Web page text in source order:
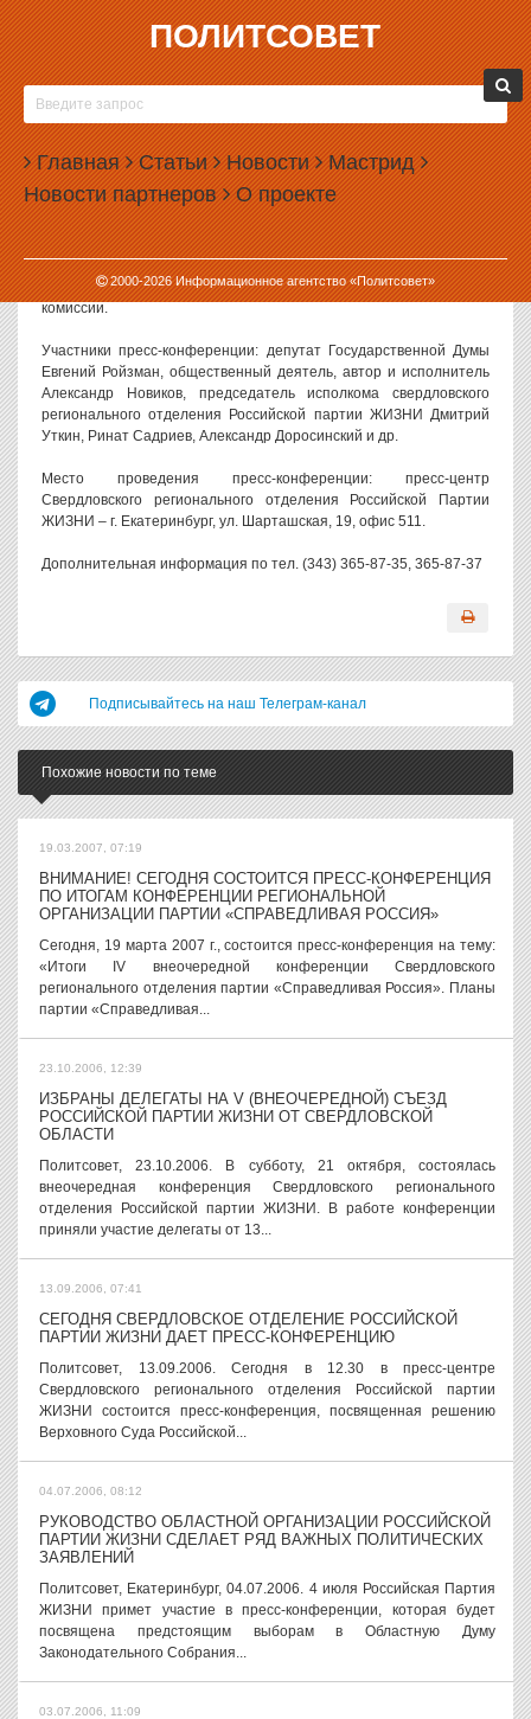
ПОЛИТСОВЕТ
Главная Статьи Новости Мастрид
Новости партнеров О проекте
2000-2026Информационное агентство «Политсовет»
31.08.2006, 07:47
СЕГОДНЯ В 12.00 СОСТОИТСЯ ПРЕСС-
КОНФЕРЕНЦИЯ РУКОВОДИТЕЛЕЙ
СВЕРДЛОВСКОГО РЕГИОНАЛЬНОГО
ОТДЕЛЕНИЯ РОССИЙСКОЙ ПАРТИИ ЖИЗНИ
Сегодня в 12.00 состоится пресс-конференция руководителей
Свердловского регионального отделения Российской партии
ЖИЗНИ (СРО РПЖ), посвященная решению Свердловского
областного суда по иску СРО РПЖ к Областной избирательной
комиссии.
Участники пресс-конференции: депутат Государственной Думы
Евгений Ройзман, общественный деятель, автор и исполнитель
Александр Новиков, председатель исполкома свердловского
регионального отделения Российской партии ЖИЗНИ Дмитрий
Уткин, Ринат Садриев, Александр Доросинский и др.
Место проведения пресс-конференции: пресс-центр
Свердловского регионального отделения Российской Партии
ЖИЗНИ – г. Екатеринбург, ул. Шарташская, 19, офис 511.
Дополнительная информация по тел. (343) 365-87-35, 365-87-37
Подписывайтесь на наш Телеграм-канал
Похожие новости по теме
19.03.2007, 07:19
ВНИМАНИЕ! СЕГОДНЯ СОСТОИТСЯ ПРЕСС-КОНФЕРЕНЦИЯ
ПО ИТОГАМ КОНФЕРЕНЦИИ РЕГИОНАЛЬНОЙ
ОРГАНИЗАЦИИ ПАРТИИ «СПРАВЕДЛИВАЯ РОССИЯ»
Сегодня, 19 марта 2007 г., состоится пресс-конференция на тему:
«Итоги IV внеочередной конференции Свердловского
регионального отделения партии «Справедливая Россия». Планы
партии «Справедливая...
23.10.2006, 12:39
ИЗБРАНЫ ДЕЛЕГАТЫ НА V (ВНЕОЧЕРЕДНОЙ) СЪЕЗД
РОССИЙСКОЙ ПАРТИИ ЖИЗНИ ОТ СВЕРДЛОВСКОЙ
ОБЛАСТИ
Политсовет, 23.10.2006. В субботу, 21 октября, состоялась
внеочередная конференция Свердловского регионального
отделения Российской партии ЖИЗНИ. В работе конференции
приняли участие делегаты от 13...
13.09.2006, 07:41
СЕГОДНЯ СВЕРДЛОВСКОЕ ОТДЕЛЕНИЕ РОССИЙСКОЙ
ПАРТИИ ЖИЗНИ ДАЕТ ПРЕСС-КОНФЕРЕНЦИЮ
Политсовет, 13.09.2006. Сегодня в 12.30 в пресс-центре
Свердловского регионального отделения Российской партии
ЖИЗНИ состоится пресс-конференция, посвященная решению
Верховного Суда Российской...
04.07.2006, 08:12
РУКОВОДСТВО ОБЛАСТНОЙ ОРГАНИЗАЦИИ РОССИЙСКОЙ
ПАРТИИ ЖИЗНИ СДЕЛАЕТ РЯД ВАЖНЫХ ПОЛИТИЧЕСКИХ
ЗАЯВЛЕНИЙ
Политсовет, Екатеринбург, 04.07.2006. 4 июля Российская Партия
ЖИЗНИ примет участие в пресс-конференции, которая будет
посвящена предстоящим выборам в Областную Думу
Законодательного Собрания...
03.07.2006, 11:09